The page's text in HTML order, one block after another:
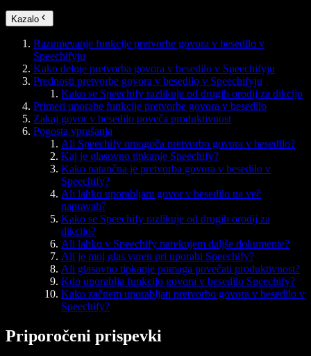
Kazalo
Razumevanje funkcije pretvorbe govora v besedilo v
Speechifyju
Kako deluje pretvorba govora v besedilo v Speechifyju
Prednosti pretvorbe govora v besedilo v Speechifyju
Kako se Speechify razlikuje od drugih orodij za dikcijo
Primeri uporabe funkcije pretvorbe govora v besedilo
Zakaj govor v besedilo poveča produktivnost
Pogosta vprašanja
Ali Speechify omogoča pretvorbo govora v besedilo?
Kaj je glasovno tipkanje Speechify?
Kako natančna je pretvorba govora v besedilo v
Speechify?
Ali lahko uporabljam govor v besedilo na več
napravah?
Kako se Speechify razlikuje od drugih orodij za
dikcijo?
Ali lahko v Speechify narekujem daljše dokumente?
Ali je moj glas varen pri uporabi Speechify?
Ali glasovno tipkanje pomaga povečati produktivnost?
Kdo uporablja funkcijo govora v besedilo Speechify?
Kako začnem uporabljati pretvorbo govora v besedilo v
Speechify?
Priporočeni prispevki